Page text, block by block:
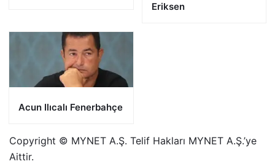
Eriksen
Acun Ilıcalı Fenerbahçe
Copyright © MYNET A.Ş. Telif Hakları MYNET A.Ş.’ye
Aittir.